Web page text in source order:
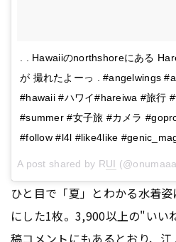
. . Hawaiiのnorthshoreにある
が 撮れたよーっ . #angelwings
#hawaii #ハワイ#hareiwa #旅行
#summer #女子旅 #カメラ
#follow #l4l #like4like
A post shared by RUI
ひと目で「夏」とわかる水着
にした1枚。3,900以上の"いい
稿コメントにもあるとおり、江